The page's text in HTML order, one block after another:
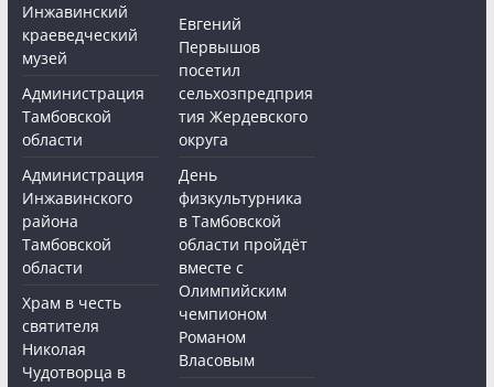
Инжавинский
краеведческий
музей
Администрация
Тамбовской
области
Администрация
Инжавинского
района
Тамбовской
области
Храм в честь
святителя
Николая
Чудотворца в
Евгений
Первышов
посетил
сельхозпредприя
тия Жердевского
округа
День
физкультурника
в Тамбовской
области пройдёт
вместе с
Олимпийским
чемпионом
Романом
Власовым